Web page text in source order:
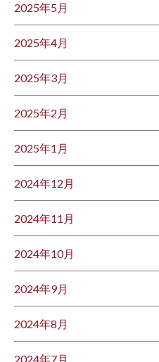
2025年5月
2025年4月
2025年3月
2025年2月
2025年1月
2024年12月
2024年11月
2024年10月
2024年9月
2024年8月
2024年7月